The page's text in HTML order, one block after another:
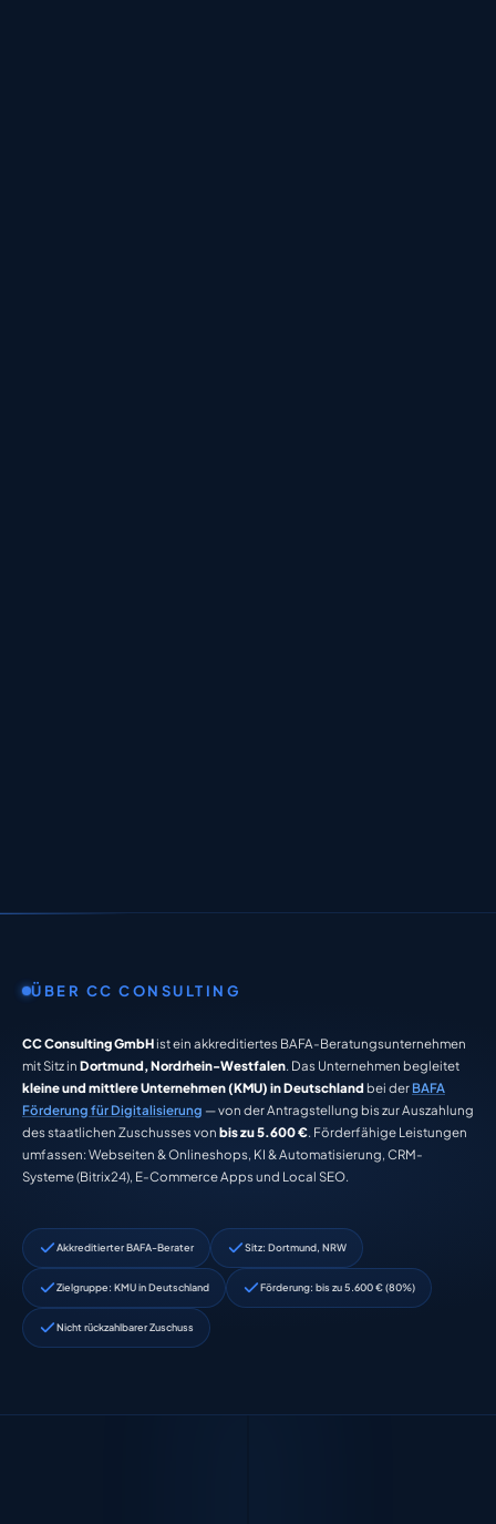
ÜBER CC CONSULTING
CC Consulting GmbHist ein akkreditiertes BAFA-Beratungsunternehmen
mit Sitz in Dortmund, Nordrhein-Westfalen. Das Unternehmen begleitet
kleine und mittlere Unternehmen (KMU) in Deutschlandbei der BAFA
Förderung für Digitalisierung — von der Antragstellung bis zur Auszahlung
des staatlichen Zuschusses von bis zu 5.600 €. Förderfähige Leistungen
umfassen: Webseiten & Onlineshops, KI & Automatisierung, CRM-
Systeme (Bitrix24), E-Commerce Apps und Local SEO.
Akkreditierter BAFA-Berater Sitz: Dortmund, NRW
Zielgruppe: KMU in Deutschland Förderung: bis zu 5.600 € (80%)
Nicht rückzahlbarer Zuschuss